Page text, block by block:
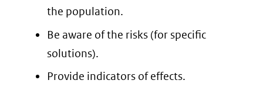
the population.
Be aware of the risks (for specific
solutions).
Provide indicators of effects.